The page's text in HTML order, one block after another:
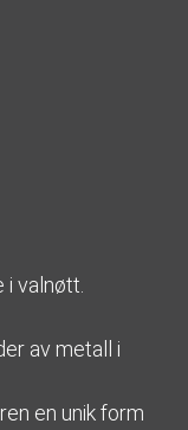
valnøtt.
av metall i
en unik form